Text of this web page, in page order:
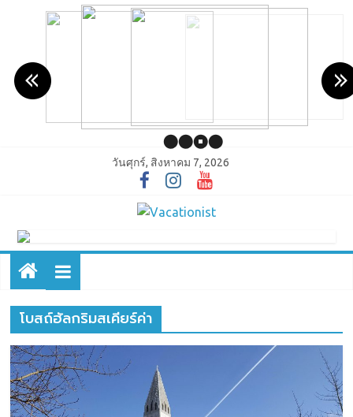
วันศุกร์, สิงหาคม 7, 2026
โบสถ์ฮัลกริมสเคียร์ค่า